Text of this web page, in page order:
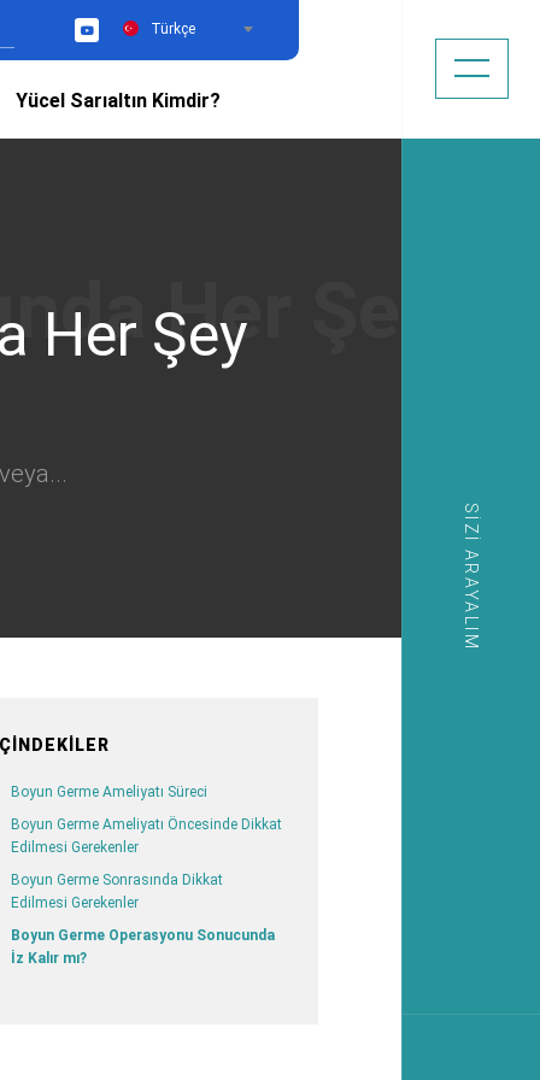
YouTubeTürkçe
Yücel Sarıaltın Kimdir?
SIZI ARAYALIM
Her Şey
Boyun Germe Ameliyatı Süreci
Boyun Germe Ameliyatı Öncesinde Dikkat
Edilmesi Gerekenler
Boyun Germe Sonrasında Dikkat
Edilmesi Gerekenler
Boyun Germe Operasyonu Sonucunda
İz Kalır mı?